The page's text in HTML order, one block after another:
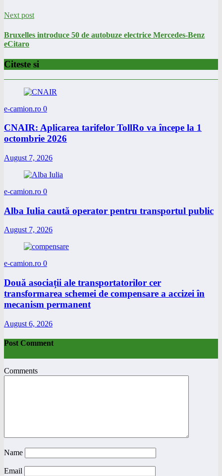
Next post
Bruxelles introduce 50 de autobuze electrice Mercedes-Benz
eCitaro
Citeste si
e-camion.ro 0
CNAIR: Aplicarea tarifelor TollRo va începe la 1
octombrie 2026
August 7, 2026
e-camion.ro 0
Alba Iulia caută operator pentru transportul public
August 7, 2026
e-camion.ro 0
Două asociații ale transportatorilor cer
transformarea schemei de compensare a accizei în
mecanism permanent
August 6, 2026
Post Comment
Comments
Name
Email